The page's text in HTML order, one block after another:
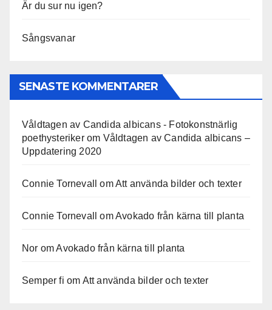
Är du sur nu igen?
Sångsvanar
SENASTE KOMMENTARER
Våldtagen av Candida albicans - Fotokonstnärlig
poethysterikerom Våldtagen av Candida albicans –
Uppdatering 2020
Connie Tornevall omAtt använda bilder och texter
Connie Tornevall omAvokado från kärna till planta
Nor omAvokado från kärna till planta
Semper fi om Att använda bilder och texter